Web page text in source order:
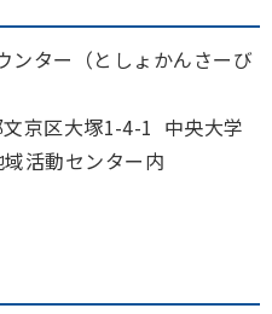
ンター（としょかんさーび
京区大塚1-4-1 中央大学
活動センター内